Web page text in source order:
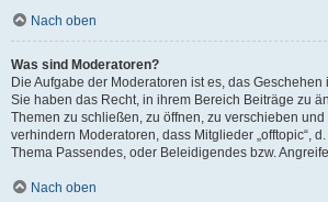
Nach oben
Was sind Moderatoren?
Die Aufgabe der Moderatoren ist es, das
Sie haben das Recht, in ihrem Bereich Beiträge zu
Themen zu schließen, zu öffnen, zu verschieben
verhindern Moderatoren, dass Mitglieder „offtopic“,
Thema Passendes, oder Beleidigendes bzw.
Nach oben